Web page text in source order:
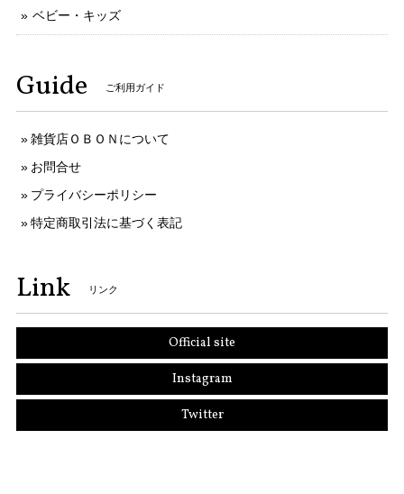
ベビー・キッズ
Guide ご利用ガイド
雑貨店ＯＢＯＮについて
お問合せ
プライバシーポリシー
特定商取引法に基づく表記
Link リンク
Official site
Instagram
Twitter